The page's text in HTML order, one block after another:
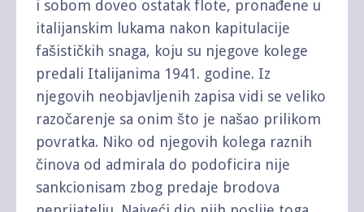
i sobom doveo ostatak flote, pronađene u
italijanskim lukama nakon kapitulacije
fašističkih snaga, koju su njegove kolege
predali Italijanima 1941. godine. Iz
njegovih neobjavljenih zapisa vidi se veliko
razočarenje sa onim što je našao prilikom
povratka. Niko od njegovih kolega raznih
činova od admirala do podoficira nije
sankcionisam zbog predaje brodova